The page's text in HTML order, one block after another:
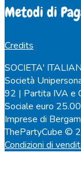
Metodi di
Credits
SOCIETA'
Società
92 | Partita IVA e
Sociale euro
Imprese di
ThePartyCube ©
Condizioni di